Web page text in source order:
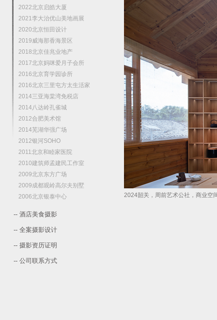
2022北京启皓大厦
2021李大治优山美地画展
2020北京恒田设计
2019威海那香海景区
2018北京佳兆业地产
2017北京妈咪爱月子会所
2016北京育学园诊所
2016北京三里屯方太生活家
2014三亚海棠湾免税店
2014八达岭孔雀城
2012合肥美术馆
2014芜湖华强广场
2012银河SOHO
2011北京和睦家医院
2010建筑师孟建民工作室
2009北京东方广场
2009成都观岭高尔夫别墅
2006北京银泰中心
-- 酒店美食摄影
-- 全案摄影设计
-- 摄影资历证明
-- 公司联系方式
2024韶关，周前艺术公社，商业空